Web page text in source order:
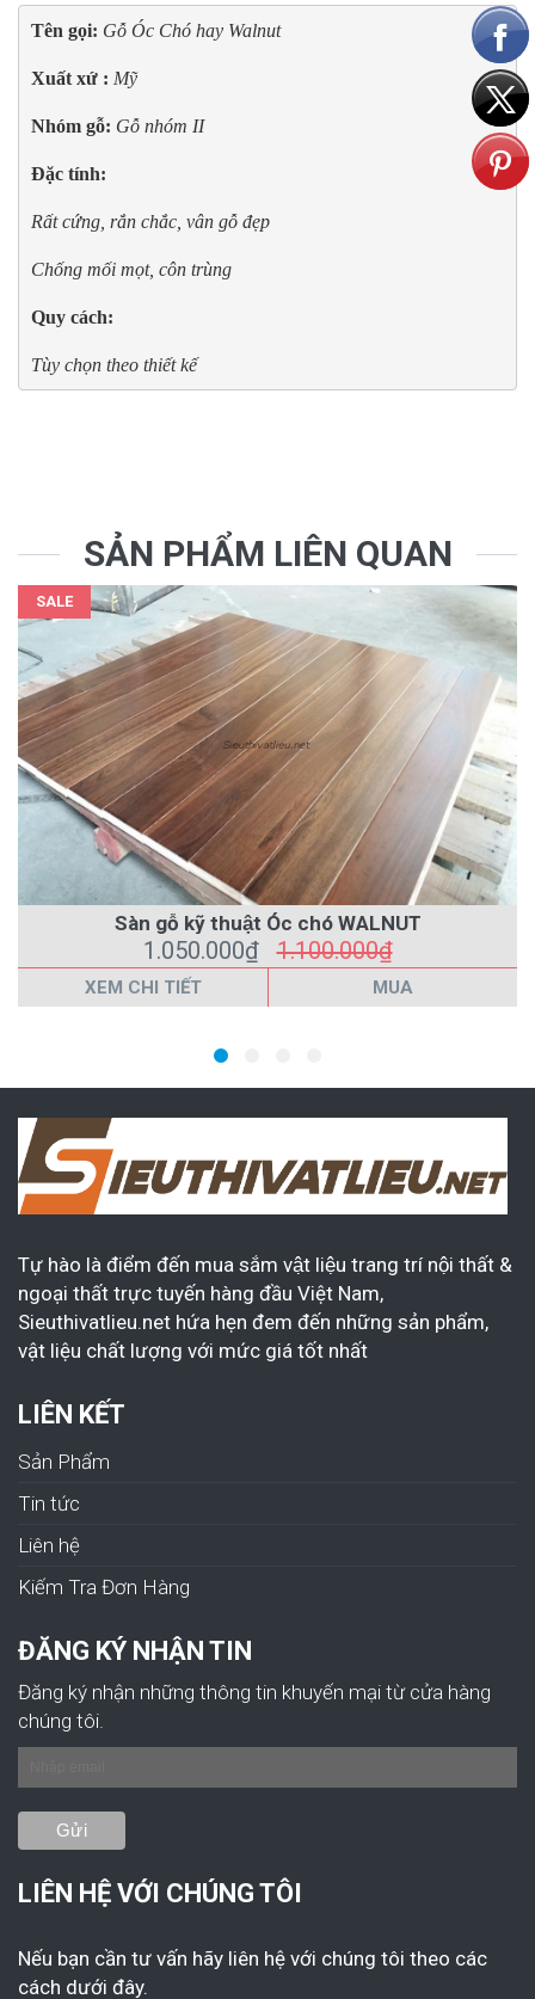
Tên gọi: Gỗ Óc Chó hay Walnut
Xuất xứ : Mỹ
Nhóm gỗ: Gỗ nhóm II
Đặc tính:
Rất cứng, rắn chắc, vân gỗ đẹp
Chống mối mọt, côn trùng
Quy cách:
Tùy chọn theo thiết kế
SẢN PHẨM LIÊN QUAN
SALE
Sàn gỗ kỹ thuật Óc chó WALNUT
1.050.000₫1.100.000₫
XEM CHI TIẾT MUA
Tự hào là điểm đến mua sắm vật liệu trang trí nội thất &
ngoại thất trực tuyến hàng đầu Việt Nam,
Sieuthivatlieu.net hứa hẹn đem đến những sản phẩm,
vật liệu chất lượng với mức giá tốt nhất
LIÊN KẾT
Sản Phẩm
Tin tức
Liên hệ
Kiếm Tra Đơn Hàng
ĐĂNG KÝ NHẬN TIN
Đăng ký nhận những thông tin khuyến mại từ cửa hàng
chúng tôi.
LIÊN HỆ VỚI CHÚNG TÔI
Nếu bạn cần tư vấn hãy liên hệ với chúng tôi theo các
cách dưới đây.